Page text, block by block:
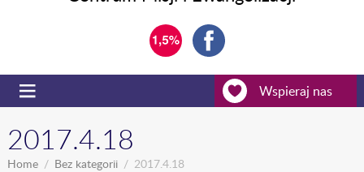
Wspieraj nas
2017.4.18
Home Bez kategorii 2017.4.18